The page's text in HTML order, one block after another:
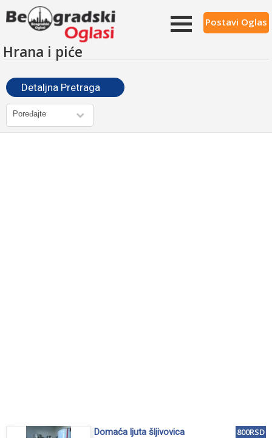
Postavi Oglas
Hrana i piće
Detaljna Pretraga
Domaća ljuta šljivovica 800RSD